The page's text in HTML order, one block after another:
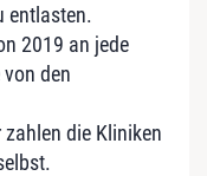
entlasten.
2019 an jede
den
die Kliniken